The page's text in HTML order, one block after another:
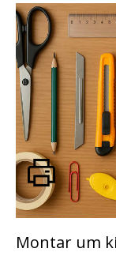
Montar um